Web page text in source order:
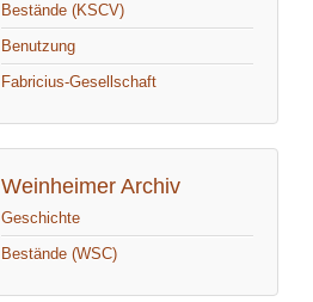
Bestände (KSCV)
Benutzung
Fabricius-Gesellschaft
Weinheimer Archiv
Geschichte
Bestände (WSC)